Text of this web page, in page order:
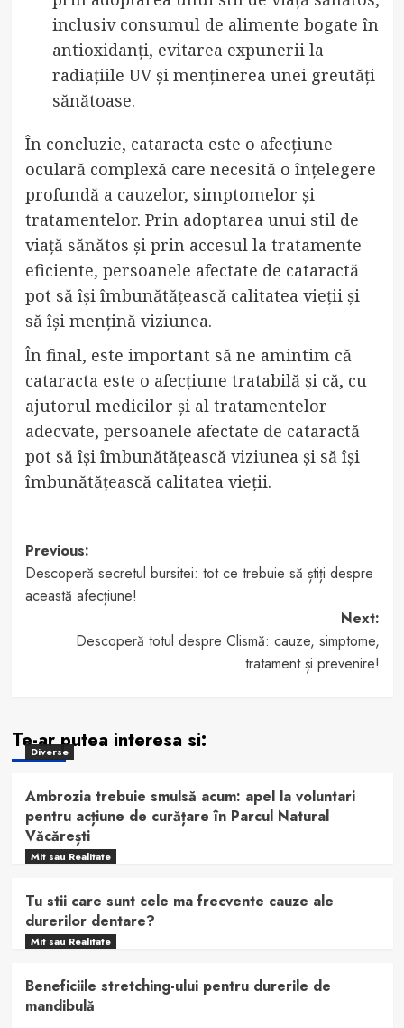
inclusiv consumul de alimente bogate în
antioxidanți, evitarea expunerii la
radiațiile UV și menținerea unei greutăți
sănătoase.
În concluzie, cataracta este o afecțiune
oculară complexă care necesită o înțelegere
profundă a cauzelor, simptomelor și
tratamentelor. Prin adoptarea unui stil de
viață sănătos și prin accesul la tratamente
eficiente, persoanele afectate de cataractă
pot să își îmbunătățească calitatea vieții și
să își mențină viziunea.
În final, este important să ne amintim că
cataracta este o afecțiune tratabilă și că, cu
ajutorul medicilor și al tratamentelor
adecvate, persoanele afectate de cataractă
pot să își îmbunătățească viziunea și să își
îmbunătățească calitatea vieții.
Post
navigation
Previous:
Descoperă secretul bursitei: tot ce trebuie să știți despre
această afecțiune!
Next:
Descoperă totul despre Clismă: cauze, simptome,
tratament și prevenire!
Te-ar putea interesa si:
Diverse
Ambrozia trebuie smulsă acum: apel la voluntari
pentru acțiune de curățare în Parcul Natural
Văcărești
Mit sau Realitate
Tu stii care sunt cele ma frecvente cauze ale
durerilor dentare?
Mit sau Realitate
Beneficiile stretching-ului pentru durerile de
mandibulă